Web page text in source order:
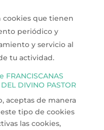
cookies que tienen
periódico y
y servicio al
tu actividad.
DIVINO PASTOR
aceptas de manera
tipo de cookies
las cookies,